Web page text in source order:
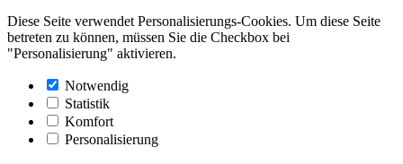
Diese Seite verwendet Personalisierungs-Cookies. Um diese Seite
betreten zu können, müssen Sie die Checkbox bei
"Personalisierung" aktivieren.
Notwendig
Statistik
Komfort
Personalisierung